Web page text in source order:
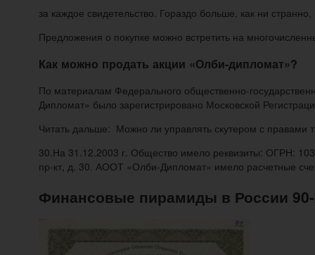
за каждое свидетельство. Гораздо больше, как ни
Предложения о покупке можно встретить на
Как можно продать акции «Олби-дипломат»?
По материалам Федерального общественно-
Дипломат» было зарегистрировано Московской
Читать дальше: Можно ли управлять скутером с правами
30.На 31.12.2003 г. Общество имело реквизиты: ОГРН:
пр-кт, д. 30. АООТ «Олби-Дипломат» имело расчетные
Финансовые пирамиды в России